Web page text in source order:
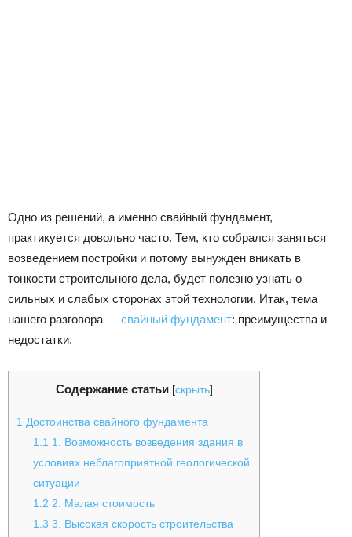
Одно из решений, а именно свайный фундамент,
практикуется довольно часто. Тем, кто собрался заняться
возведением постройки и потому вынужден вникать в
тонкости строительного дела, будет полезно узнать о
сильных и слабых сторонах этой технологии. Итак, тема
нашего разговора — свайный фундамент: преимущества и
недостатки.
Содержание статьи [скрыть]
1 Достоинства свайного фундамента
1.1 1. Возможность возведения здания в
условиях неблагоприятной геологической
ситуации
1.2 2. Малая стоимость
1.3 3. Высокая скорость строительства